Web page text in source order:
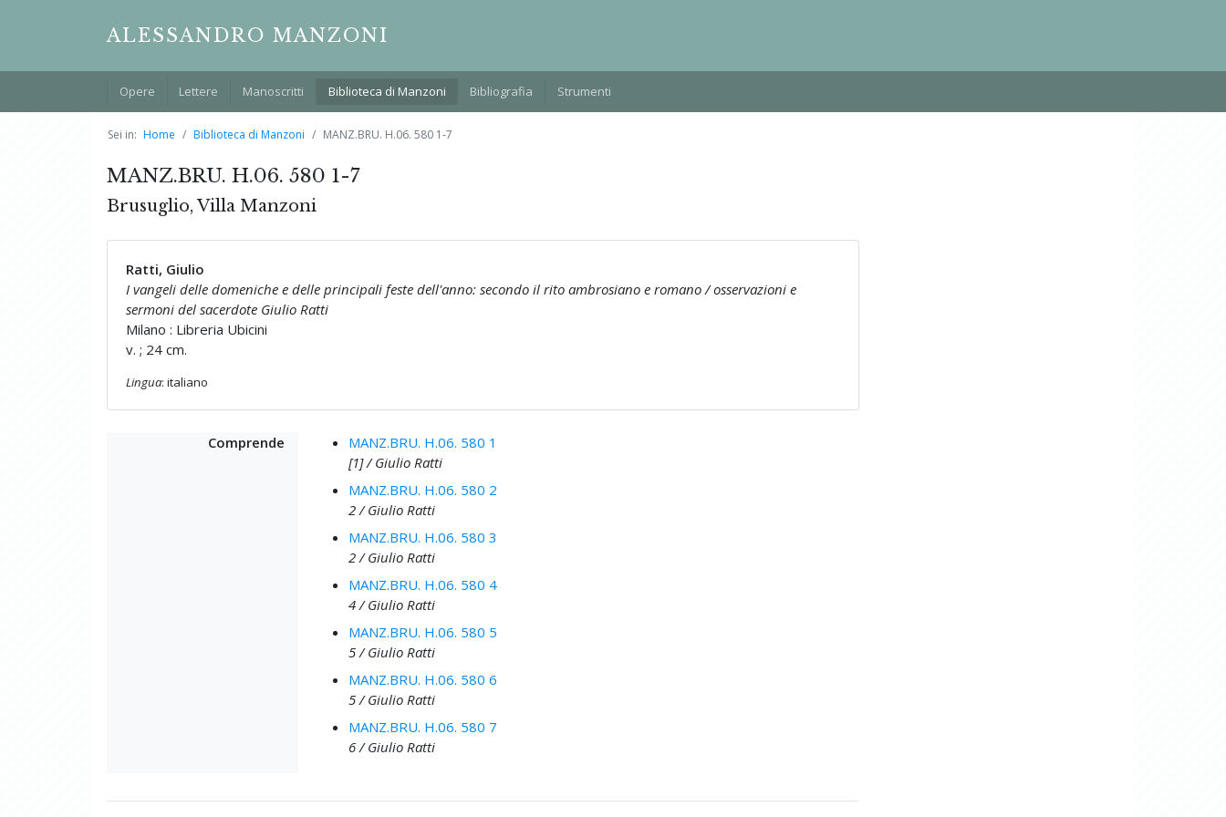
ALESSANDRO MANZONI
Opere Lettere Manoscritti Biblioteca di Manzoni Bibliografia Strumenti
Sei in: Home Biblioteca di Manzoni MANZ.BRU. H.06. 580 1-7
MANZ.BRU. H.06. 580 1-7
Brusuglio, Villa Manzoni
Ratti, Giulio
I vangeli delle domeniche e delle principali feste dell'anno: secondo il rito ambrosiano e romano / osservazioni e
sermoni del sacerdote Giulio Ratti
Milano : Libreria Ubicini
v. ; 24 cm.
Lingua: italiano
Comprende
MANZ.BRU. H.06. 580 1
[1] / Giulio Ratti
MANZ.BRU. H.06. 580 2
2 / Giulio Ratti
MANZ.BRU. H.06. 580 3
2 / Giulio Ratti
MANZ.BRU. H.06. 580 4
4 / Giulio Ratti
MANZ.BRU. H.06. 580 5
5 / Giulio Ratti
MANZ.BRU. H.06. 580 6
5 / Giulio Ratti
MANZ.BRU. H.06. 580 7
6 / Giulio Ratti